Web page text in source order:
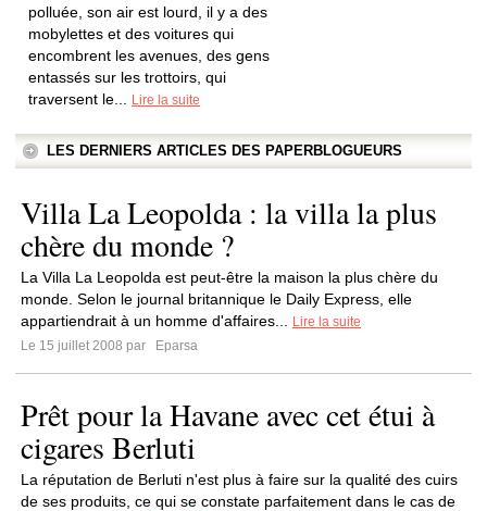
polluée, son air est lourd, il y a des
mobylettes et des voitures qui
encombrent les avenues, des gens
entassés sur les trottoirs, qui
traversent le...
Lire la suite
LES DERNIERS ARTICLES DES PAPERBLOGUEURS
Villa La Leopolda : la villa la plus
chère du monde ?
La Villa La Leopolda est peut-être la maison la plus chère du
monde. Selon le journal britannique le Daily Express, elle
appartiendrait à un homme d'affaires...
Lire la suite
Le 15 juillet 2008 par
Eparsa
Prêt pour la Havane avec cet étui à
cigares Berluti
La réputation de Berluti n'est plus à faire sur la qualité des cuirs
de ses produits, ce qui se constate parfaitement dans le cas de